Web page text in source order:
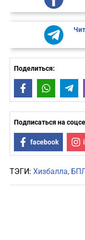
Поделиться:
FacebookWhatsApp
Подписаться на
facebook
ТЭГИ: Хизбалла